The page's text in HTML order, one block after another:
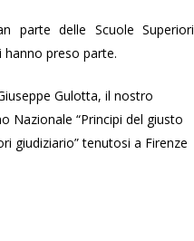
parte delle Scuole Superiori
preso parte.
Gulotta, il nostro
Nazionale “Principi del giusto
giudiziario” tenutosi a Firenze